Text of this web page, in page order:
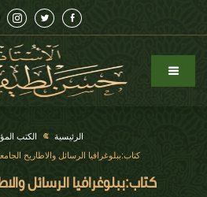
الرئيسية
الكتب
كتاب:ببلوغرافيا الرسائل والاطاريح
كتاب:ببلوغرافيا الرسائل